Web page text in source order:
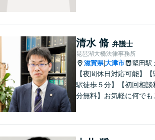
ます。お気軽にご相談く
い【隣接駐車場あり】
清水 脩 弁護士
琵琶湖大橋法律事務所
滋賀県|大津市 堅田駅
【夜間休日対応可能】【
駅徒歩５分】【初回相談
分無料】お気軽に何でも